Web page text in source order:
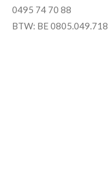
0495 74 70 88
BTW: BE 0805.049.718